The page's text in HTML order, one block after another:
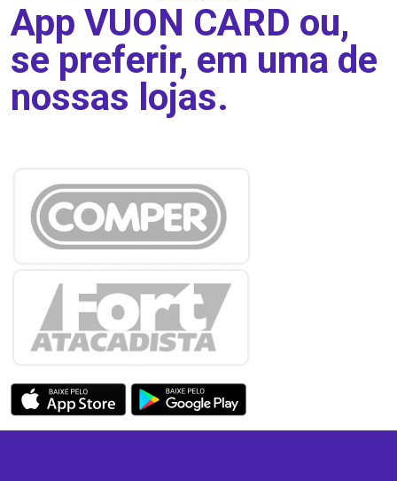
App VUON CARD ou,
se preferir, em uma de
nossas lojas.